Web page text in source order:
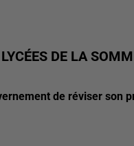
DE LA
de réviser son